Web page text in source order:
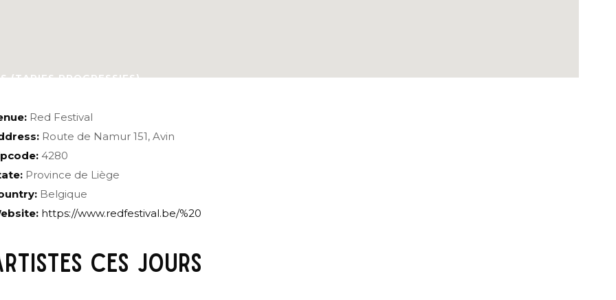
(TARIFS PROGRESSIFS)
Red Festival
Route de Namur 151, Avin
4280
Province de Liège
Belgique
https://www.redfestival.be/%20
CES JOURS